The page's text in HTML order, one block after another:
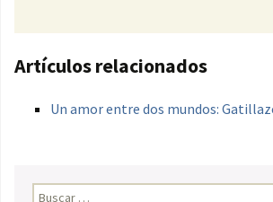
Artículos relacionados
Un amor entre dos mundos:
Buscar: